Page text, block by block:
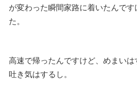
が変わった瞬間家路に着いたんで
た。
高速で帰ったんですけど、めまい
吐き気はするし。